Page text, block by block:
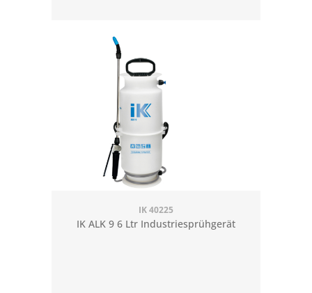
IK 40225
IK ALK 9 6 Ltr Industriesprühgerät